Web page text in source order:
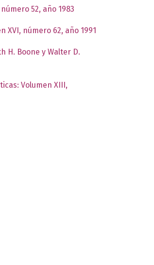
52, año 1983
número 62, año 1991
H. Boone y Walter D.
Volumen XIII,